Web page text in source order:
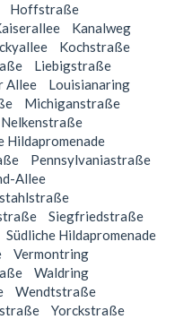
Hoffstraße
Kanalweg
Kochstraße
Liebigstraße
Allee
Louisianaring
Michiganstraße
Nelkenstraße
Hildapromenade
Pennsylvaniastraße
Allee
Siegfriedstraße
Südliche Hildapromenade
Vermontring
Waldring
Wendtstraße
Yorckstraße